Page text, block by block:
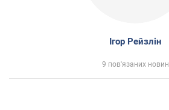
Ігор Рейзлін
9 пов'язаних новин